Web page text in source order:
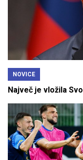
NOVICE
Največ je vložila